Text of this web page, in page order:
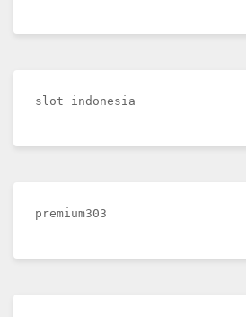
slot indonesia
premium303